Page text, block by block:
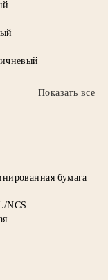
Показать все
бумага
NCS